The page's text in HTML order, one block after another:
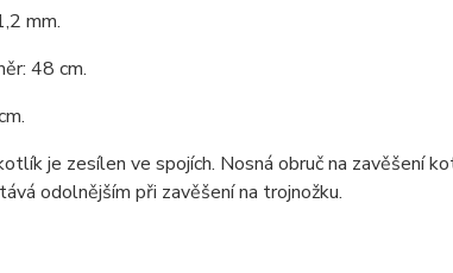
mm.
48 cm.
je zesílen ve spojích. Nosná obruč na zavěšení
odolnějším při zavěšení na trojnožku.